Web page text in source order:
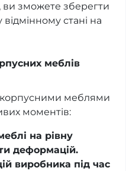
зможете зберегти
стані на
меблів
корпусними меблями
моментів:
на рівну
деформацій.
виробника під час